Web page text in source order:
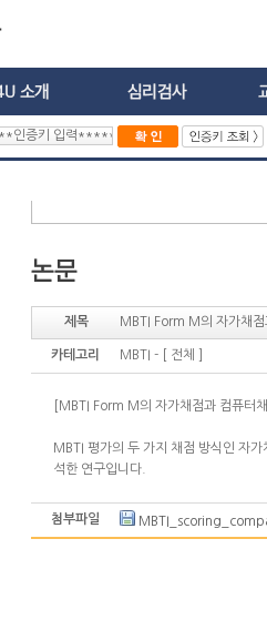
제목 MBTI Form M의 자가채
카테고리 MBTI - [ 전체 ]
[MBTI Form M의 자가채점과 컴퓨
MBTI 평가의 두 가지 채점 방식인 자
석한 연구입니다.
첨부파일